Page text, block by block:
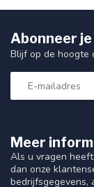
Meer
Als u vragen
dan onze
bedrijfsgegevens,
Abonneer
Blijf op de hoogte